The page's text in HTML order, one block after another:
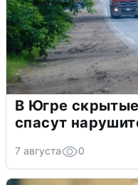
В Югре
спасут
7 августа 0